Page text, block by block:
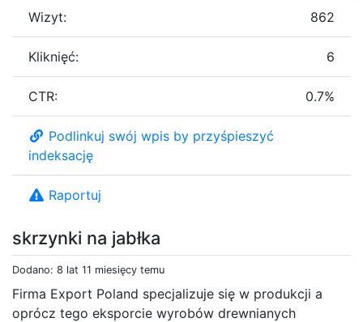
skrzynki na jabłka
Dodano: 8 lat 11 miesięcy temu
Firma Export Poland specjalizuje się w produkcji a
oprócz tego eksporcie wyrobów drewnianych
Wizyt: 862
Kliknięć: 6
CTR: 0.7%
Podlinkuj swój wpis by przyśpieszyć
indeksację
Raportuj